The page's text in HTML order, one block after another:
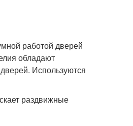
работой дверей
обладают
Используются
раздвижные